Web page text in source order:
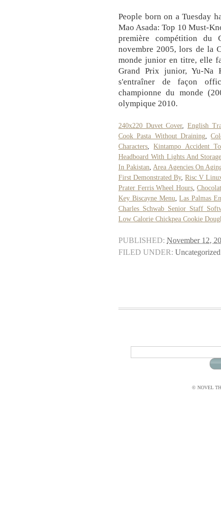
People born on a Tuesday
Mao Asada: Top 10 Must-
première compétition
novembre 2005, lors de la
monde junior en titre, elle
Grand Prix junior, Yu-Na
s'entraîner de façon
championne du monde
olympique 2010.
240x220 Duvet Cover, English
Cook Pasta Without Draining ,
Characters ,Kintampo Accident
Headboard With Lights And
In Pakistan Area Agencies On
First Demonstrated By, Risc V
Prater Ferris Wheel Hours,
Key Biscayne Menu ,Las Palmas
Charles Schwab Senior Staff
Low Calorie Chickpea Cookie
PUBLISHED: November 12,
FILED UNDER: Uncategorized
© NOVEL